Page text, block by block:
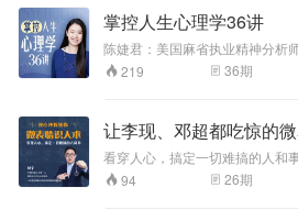
掌控人生心理学36讲
陈婕君：美国麻省执业精神分析
理健康中心创始人。教你扫描“心
控自己的人生。
219 36期
让李现、邓超都吃惊的
看穿人心，搞定一切难搞的人和
前，其实别人已经给了你想知道的
94 26期